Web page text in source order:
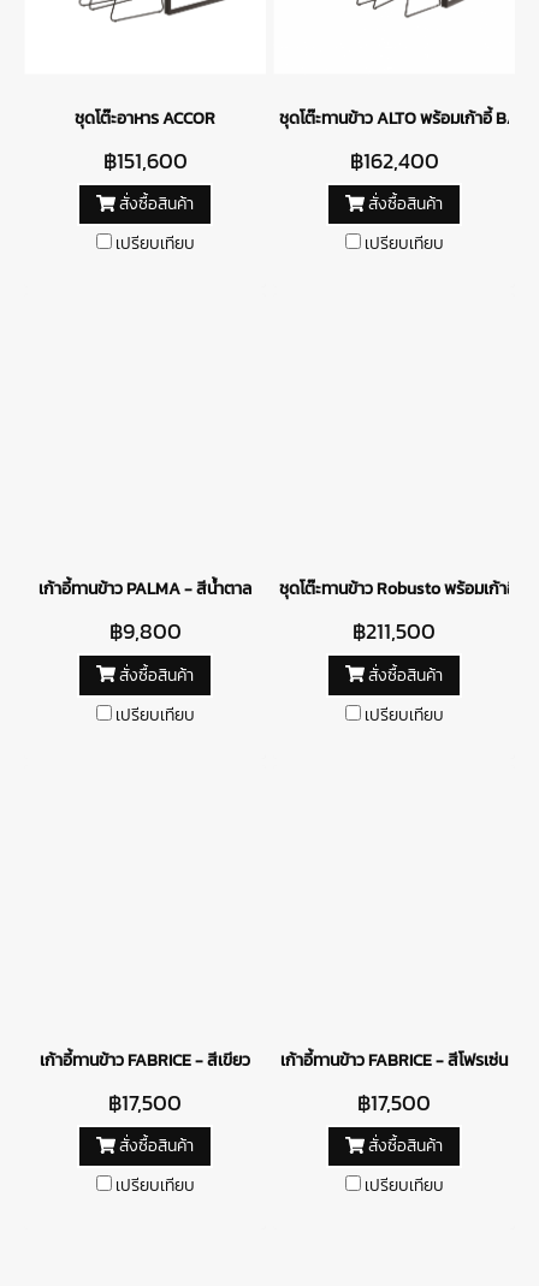
ชุดโต๊ะอาหาร ACCOR
฿151,600
สั่งซื้อสินค้า
เปรียบเทียบ
ชุดโต๊ะทานข้าว ALTO พร้อมเก้าอี้
฿162,400
สั่งซื้อสินค้า
เปรียบเทียบ
เก้าอี้ทานข้าว PALMA - สีน้ำตาล
฿9,800
สั่งซื้อสินค้า
เปรียบเทียบ
ชุดโต๊ะทานข้าว Robusto พร้อมเก้าอี้
฿211,500
สั่งซื้อสินค้า
เปรียบเทียบ
เก้าอี้ทานข้าว FABRICE - สีเขียว
฿17,500
สั่งซื้อสินค้า
เปรียบเทียบ
เก้าอี้ทานข้าว FABRICE - สีโฟรเซ่น
฿17,500
สั่งซื้อสินค้า
เปรียบเทียบ